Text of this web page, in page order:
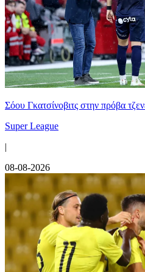
Σόου Γκατσίνοβιτς στην πρόβα
Super League
|
08-08-2026